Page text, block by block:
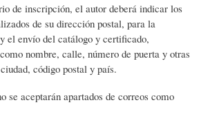
inscripción, el autor deberá indicar los
de su dirección postal, para la
el envío del catálogo y certificado,
nombre, calle, número de puerta y otras
código postal y país.
apartados de correos como